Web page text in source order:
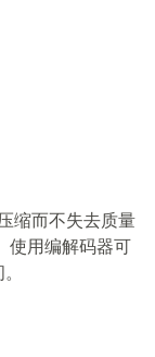
缩而不失去质量
使用编解码器可